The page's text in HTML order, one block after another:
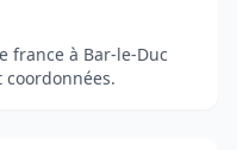
france à Bar-le-Duc
coordonnées.